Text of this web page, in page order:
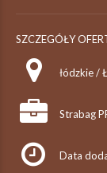
SZCZEGÓŁY
łódzkie /
Strabag
Data